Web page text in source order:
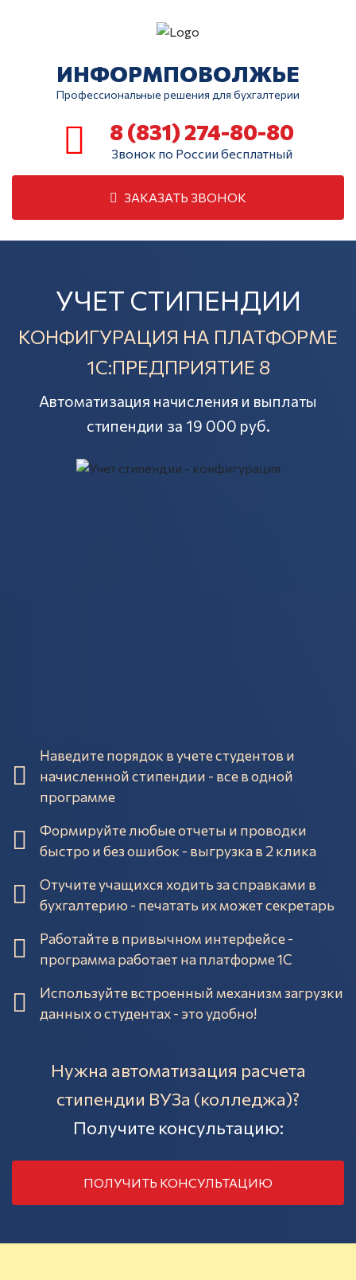
ИНФОРМПОВОЛЖЬЕ
Профессиональные решения для бухгалтерии
8 (831) 274-80-80
Звонок по России бесплатный
ЗАКАЗАТЬ ЗВОНОК
УЧЕТ СТИПЕНДИИ
КОНФИГУРАЦИЯ НА ПЛАТФОРМЕ
1С:ПРЕДПРИЯТИЕ 8
Автоматизация начисления и выплаты
стипендии за 19 000 руб.
Наведите порядок в учете студентов и
начисленной стипендии - все в одной
программе
Формируйте любые отчеты и проводки
быстро и без ошибок - выгрузка в 2 клика
Отучите учащихся ходить за справками в
бухгалтерию - печатать их может секретарь
Работайте в привычном интерфейсе -
программа работает на платформе 1С
Используйте встроенный механизм загрузки
данных о студентах - это удобно!
Нужна автоматизация расчета
стипендии ВУЗа (колледжа)?
Получите консультацию:
ПОЛУЧИТЬ КОНСУЛЬТАЦИЮ